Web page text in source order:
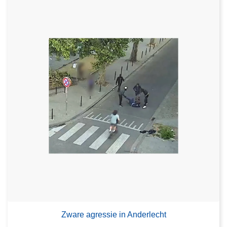
Zware agressie in Anderlecht